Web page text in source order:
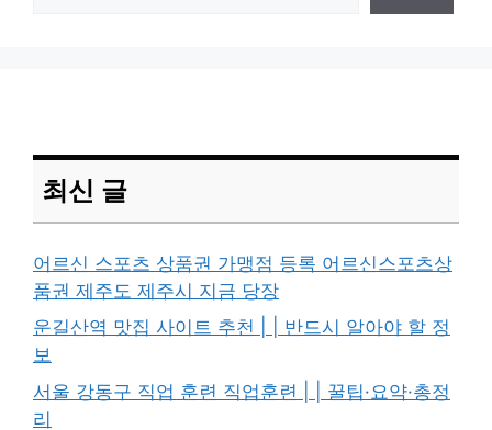
최신 글
어르신 스포츠 상품권 가맹점 등록 어르신스포츠상
품권 제주도 제주시 지금 당장
운길산역 맛집 사이트 추천 | | 반드시 알아야 할 정
보
서울 강동구 직업 훈련 직업훈련 | | 꿀팁·요약·총정
리